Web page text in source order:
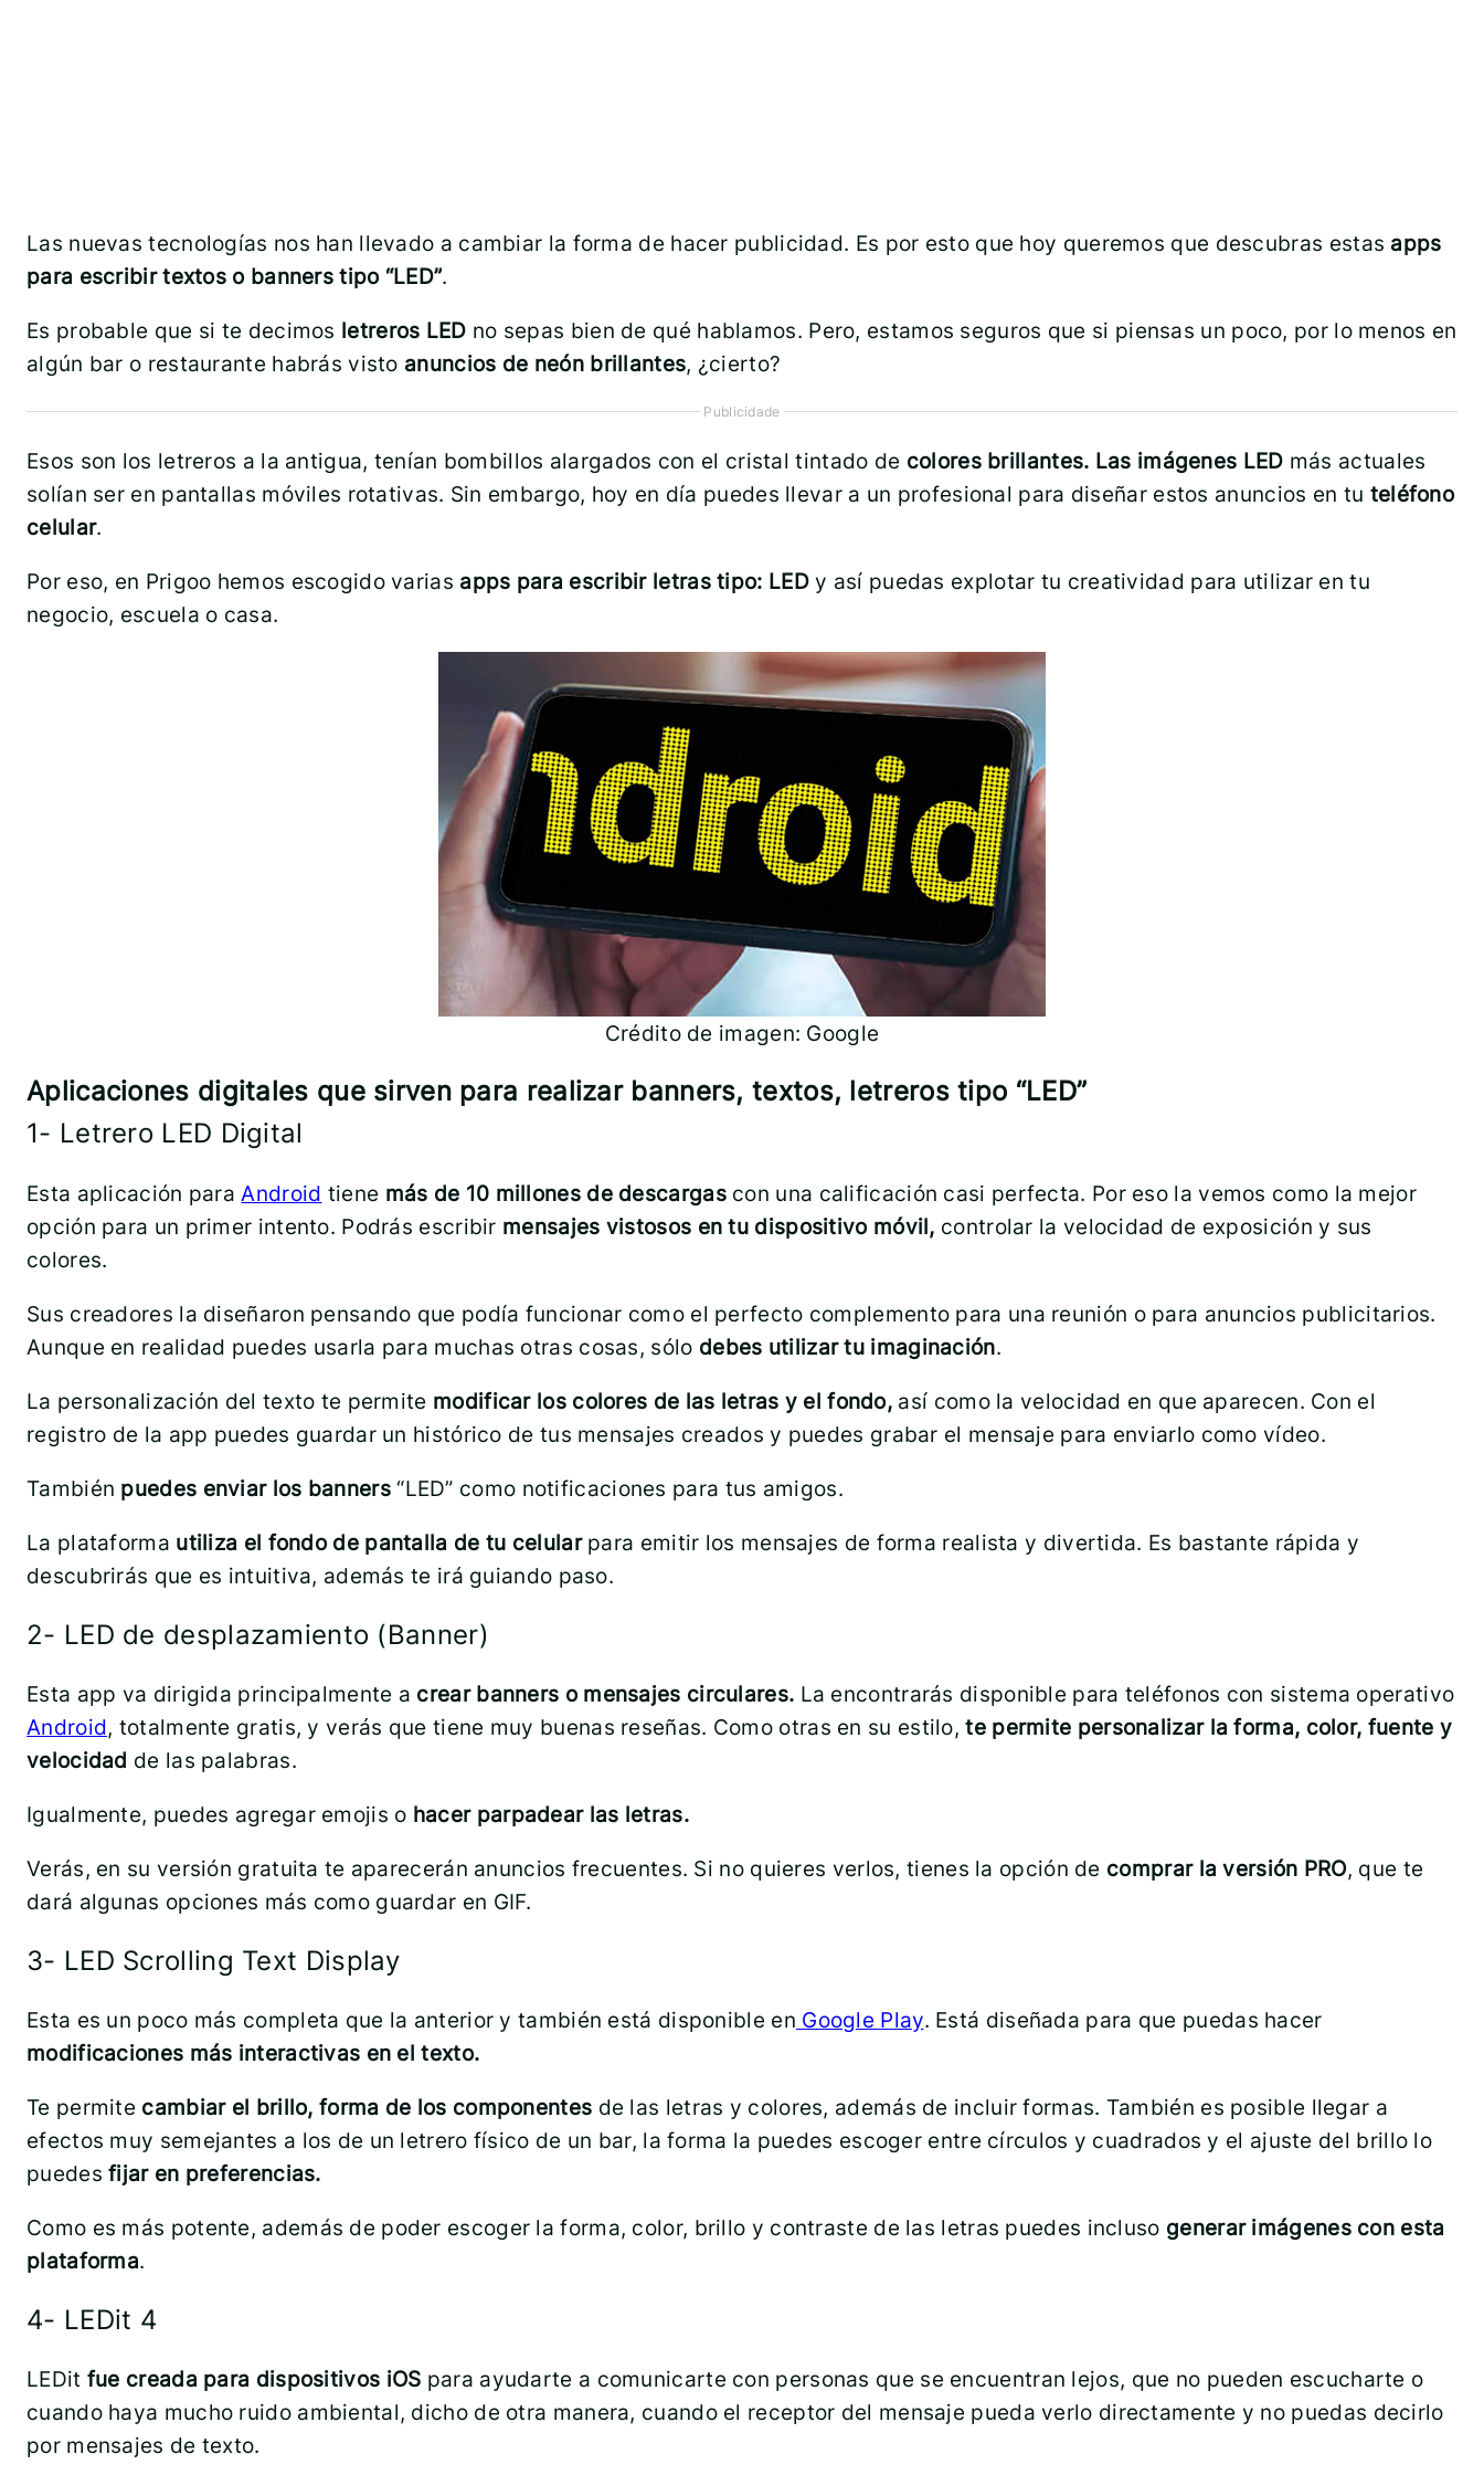
Las nuevas tecnologías nos han llevado a cambiar la forma de hacer publicidad. Es por esto que hoy queremos que descubras estas apps
para escribir textos o banners tipo “LED”.
Es probable que si te decimos letreros LED no sepas bien de qué hablamos. Pero, estamos seguros que si piensas un poco, por lo menos en
algún bar o restaurante habrás visto anuncios de neón brillantes, ¿cierto?
Publicidade
Esos son los letreros a la antigua, tenían bombillos alargados con el cristal tintado de colores brillantes. Las imágenes LED más actuales
solían ser en pantallas móviles rotativas. Sin embargo, hoy en día puedes llevar a un profesional para diseñar estos anuncios en tu teléfono
celular.
Por eso, en Prigoo hemos escogido varias apps para escribir letras tipo: LEDy así puedas explotar tu creatividad para utilizar en tu
negocio, escuela o casa.
Crédito de imagen: Google
Aplicaciones digitales que sirven para realizar banners, textos, letreros tipo “LED”
1- Letrero LED Digital
Esta aplicación para Android tiene más de 10 millones de descargascon una calificación casi perfecta. Por eso la vemos como la mejor
opción para un primer intento. Podrás escribir mensajes vistosos en tu dispositivo móvil, controlar la velocidad de exposición y sus
colores.
Sus creadores la diseñaron pensando que podía funcionar como el perfecto complemento para una reunión o para anuncios publicitarios.
Aunque en realidad puedes usarla para muchas otras cosas, sólo debes utilizar tu imaginación.
La personalización del texto te permite modificar los colores de las letras y el fondo, así como la velocidad en que aparecen. Con el
registro de la app puedes guardar un histórico de tus mensajes creados y puedes grabar el mensaje para enviarlo como vídeo.
También puedes enviar los banners“LED” como notificaciones para tus amigos.
La plataforma utiliza el fondo de pantalla de tu celularpara emitir los mensajes de forma realista y divertida. Es bastante rápida y
descubrirás que es intuitiva, además te irá guiando paso.
2- LED de desplazamiento (Banner)
Esta app va dirigida principalmente a crear banners o mensajes circulares. La encontrarás disponible para teléfonos con sistema operativo
Android, totalmente gratis, y verás que tiene muy buenas reseñas. Como otras en su estilo,te permite personalizar la forma, color, fuente y
velocidad de las palabras.
Igualmente, puedes agregar emojis o hacer parpadear las letras.
Verás, en su versión gratuita te aparecerán anuncios frecuentes. Si no quieres verlos, tienes la opción de comprar la versión PRO, que te
dará algunas opciones más como guardar en GIF.
3- LED Scrolling Text Display
Esta es un poco más completa que la anterior y también está disponible en Google Play. Está diseñada para que puedas hacer
modificaciones más interactivas en el texto.
Te permite cambiar el brillo, forma de los componentes de las letras y colores, además de incluir formas. También es posible llegar a
efectos muy semejantes a los de un letrero físico de un bar, la forma la puedes escoger entre círculos y cuadrados y el ajuste del brillo lo
puedesfijar en preferencias.
Como es más potente, además de poder escoger la forma, color, brillo y contraste de las letras puedes incluso generar imágenes con esta
plataforma.
4- LEDit 4
LEDit fue creada para dispositivos iOS para ayudarte a comunicarte con personas que se encuentran lejos, que no pueden escucharte o
cuando haya mucho ruido ambiental, dicho de otra manera, cuando el receptor del mensaje pueda verlo directamente y no puedas decirlo
por mensajes de texto.